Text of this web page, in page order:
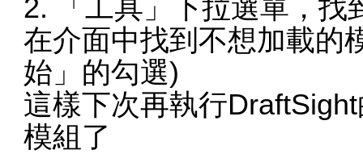
2. 「工具」下拉選單，找
在介面中找到不想加載的
始」的勾選)
這樣下次再執行
模組了